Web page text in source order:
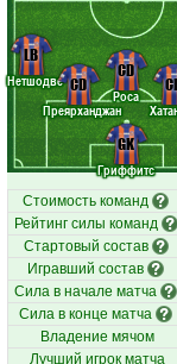
Гриффитс
Нетшодве
Преярханджан
Роса
GK
LB
CD
CD
Стоимость команд
Рейтинг силы команд
Стартовый состав
Игравший состав
Сила в начале матча
Сила в конце матча
Владение мячом
Лучший игрок матча